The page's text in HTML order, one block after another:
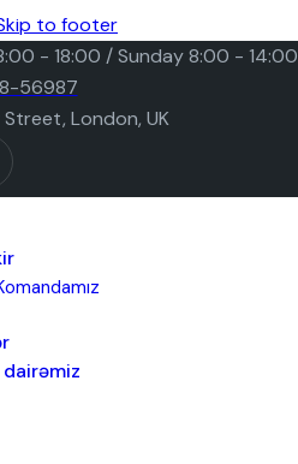
to footer
- 18:00 / Sunday 8:00 - 14:00
56987
London, UK